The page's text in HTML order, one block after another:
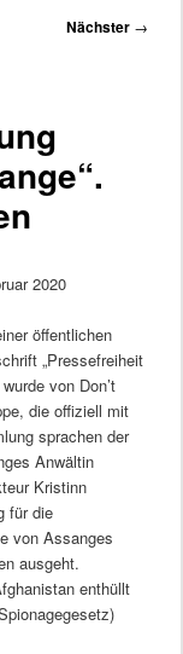
Nächster →
2020
öffentlichen
„Pressefreiheit
von Don’t
die offiziell mit
sprachen der
Anwältin
Kristinn
für die
von Assanges
ausgeht.
enthüllt